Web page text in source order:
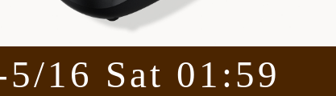
16 Sat 01:59